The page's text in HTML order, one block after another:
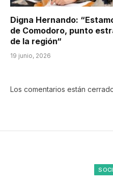
Digna Hernando:
de Comodoro, punto
de la región“
19 junio, 2026
Los comentarios están